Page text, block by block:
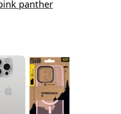
panther